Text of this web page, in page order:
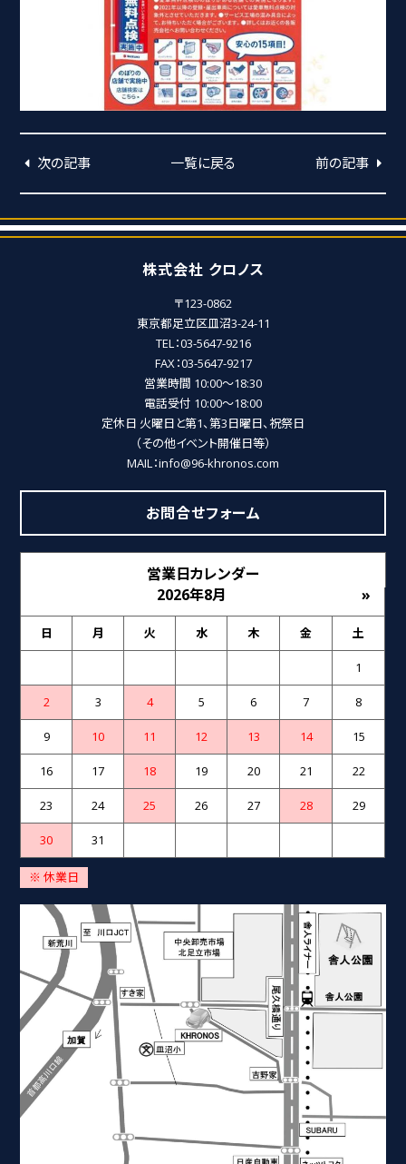
次の記事 一覧に戻る 前の記事
株式会社 クロノス
〒123-0862
東京都足立区皿沼3-24-11
TEL：03-5647-9216
FAX：03-5647-9217
営業時間 10:00～18:30
電話受付 10:00～18:00
定休日 火曜日と第1、第3日曜日、祝祭日
（その他イベント開催日等）
MAIL：info@96-khronos.com
お問合せフォーム
営業日カレンダー
2026年8月
»
日 月 火 水 木 金 土
1
2 3 4 5 6 7 8
9 10 11 12 13 14 15
16 17 18 19 20 21 22
23 24 25 26 27 28 29
30 31
※ 休業日